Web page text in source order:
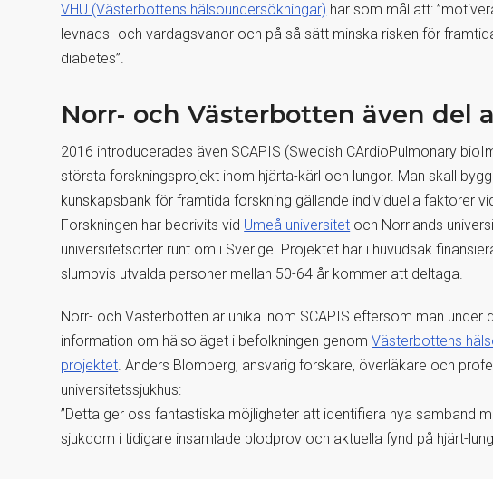
VHU (Västerbottens hälsoundersökningar) har som mål att:
levnads- och vardagsvanor och på så sätt minska risken för
diabetes”.
Norr- och Västerbotten även del
2016 introducerades även SCAPIS (Swedish CArdioPulmonary
största forskningsprojekt inom hjärta-kärl och lungor. Man skall
kunskapsbank för framtida forskning gällande individuella faktorer
Forskningen har bedrivits vid Umeå universitet och Norrlands
universitetsorter runt om i Sverige. Projektet har i huvudsak
slumpvis utvalda personer mellan 50-64 år kommer att deltaga.
Norr- och Västerbotten är unika inom SCAPIS eftersom man under
information om hälsoläget i befolkningen genomVästerbottens
projektet. Anders Blomberg, ansvarig forskare, överläkare och
universitetssjukhus:
”Detta ger oss fantastiska möjligheter att identifiera nya samband
sjukdom i tidigare insamlade blodprov och aktuella fynd på hjärt-